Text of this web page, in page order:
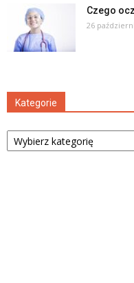
Czego
26
Kategorie
Kategorie